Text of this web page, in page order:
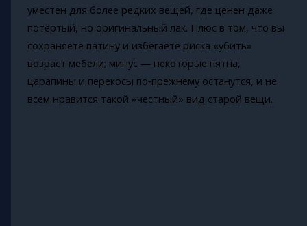
уместен для более редких вещей, где ценен даже
потёртый, но оригинальный лак. Плюс в том, что вы
сохраняете патину и избегаете риска «убить»
возраст мебели; минус — некоторые пятна,
царапины и перекосы по‑прежнему останутся, и не
всем нравится такой «честный» вид старой вещи.